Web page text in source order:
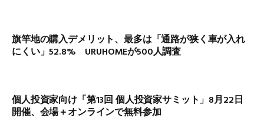
旗竿地の購入デメリット、最多は「通路が狭く車が入れ
にくい」52.8% URUHOMEが500人調査
個人投資家向け「第13回 個人投資家サミット」8月22日
開催、会場＋オンラインで無料参加